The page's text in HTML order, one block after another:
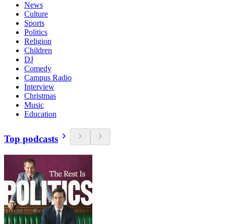
News
Culture
Sports
Politics
Religion
Children
DJ
Comedy
Campus Radio
Interview
Christmas
Music
Education
Top podcasts